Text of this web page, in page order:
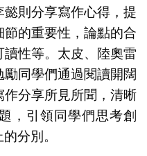
則分享寫作心得，提
的重要性，論點的合
性等。太皮、陸奧雷
同學們通過閱讀開闊
分享所見所聞，清晰
，引領同學們思考創
分別。